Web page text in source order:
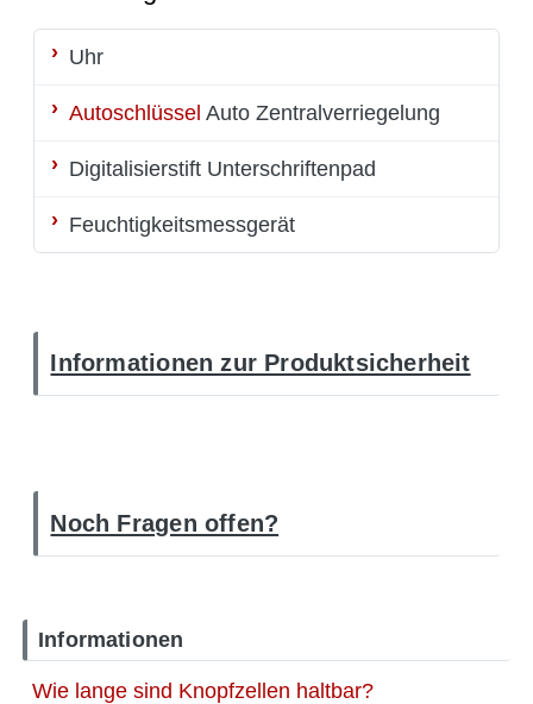
Uhr
Autoschlüssel Auto Zentralverriegelung
Digitalisierstift Unterschriftenpad
Feuchtigkeitsmessgerät
Informationen zur Produktsicherheit
Noch Fragen offen?
Informationen
Wie lange sind Knopfzellen haltbar?